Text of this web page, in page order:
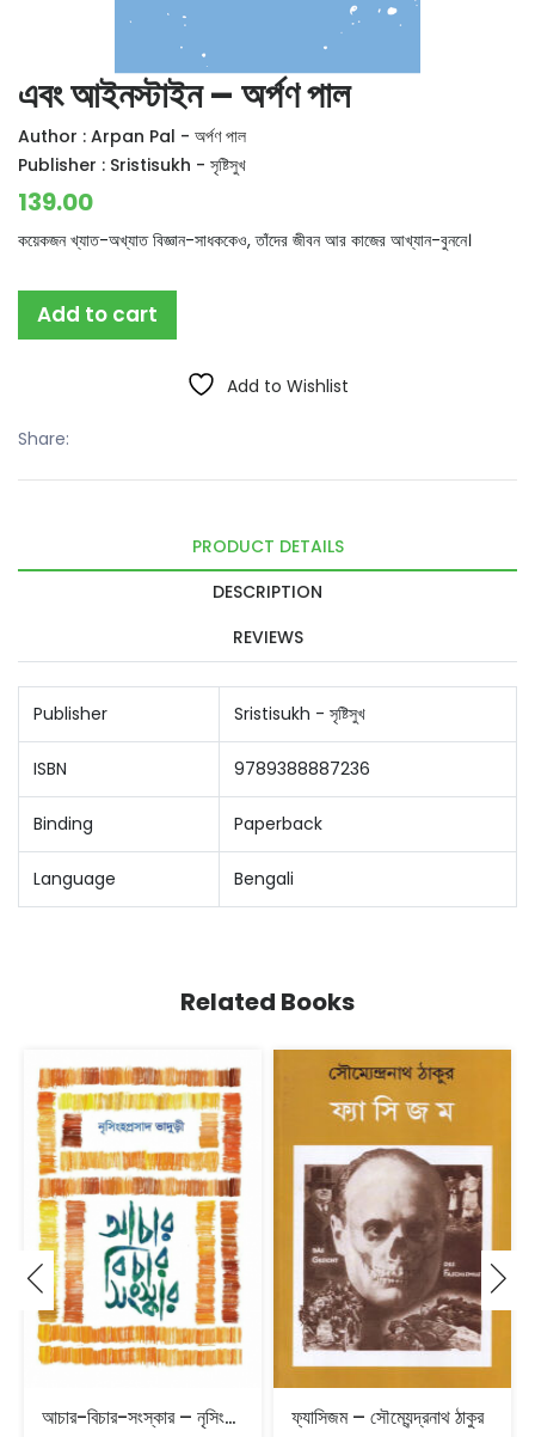
এবং আইনস্টাইন – অর্পণ পাল
Author : Arpan Pal - অর্পণ পাল
Publisher : Sristisukh - সৃষ্টিসুখ
139.00
কয়েকজন খ্যাত-অখ্যাত বিজ্ঞান-সাধককেও, তাঁদের জীবন আর কাজের আখ্যান-বুননে।
Add to cart
Add to Wishlist
Share:
PRODUCT DETAILS
DESCRIPTION
REVIEWS
Publisher Sristisukh - সৃষ্টিসুখ
ISBN 9789388887236
Binding Paperback
Language Bengali
Related Books
আচার-বিচার-সংস্কার – নৃসিংহপ্রসাদ ভাদুড়ী ফ্যাসিজম – সৌম্যেন্দ্রনাথ ঠাকুর